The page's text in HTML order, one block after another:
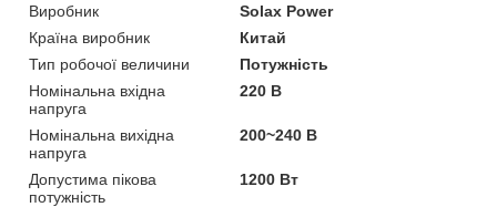
Виробник
Solax Power
Країна виробник
Китай
Тип робочої величини
Потужність
Номінальна вхідна
напруга
220 В
Номінальна вихідна
напруга
200~240 В
Допустима пікова
потужність
1200 Вт